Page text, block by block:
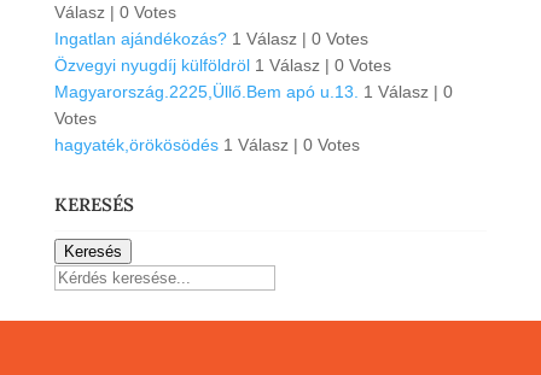
Válasz | 0 Votes
Ingatlan ajándékozás? 1 Válasz | 0 Votes
Özvegyi nyugdíj külföldröl 1 Válasz | 0 Votes
Magyarország.2225,Üllő.Bem apó u.13.
1 Válasz | 0
Votes
hagyaték,örökösödés 1 Válasz | 0 Votes
KERESÉS
Keresés